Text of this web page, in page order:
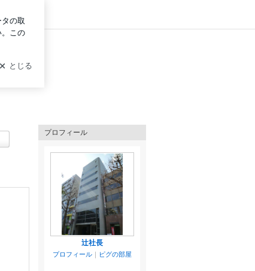
プロフィール
辻社長
プロフィール ｜ ピグの部屋